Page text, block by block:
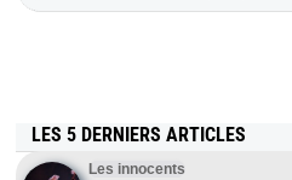
LES 5 DERNIERS ARTICLES
Les innocents